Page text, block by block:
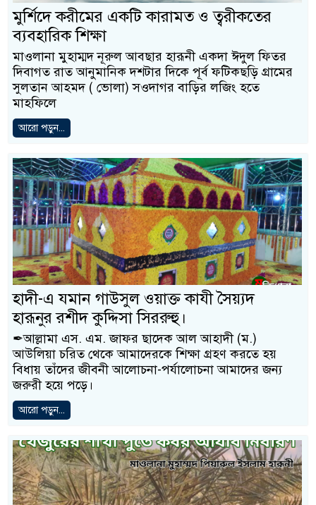
মুর্শিদে করীমের একটি কারামত ও ত্বরীকতের
ব্যবহারিক শিক্ষা
মাওলানা মুহাম্মদ নূরুল আবছার হারূনী একদা ঈদুল ফিতর
দিবাগত রাত আনুমানিক দশটার দিকে পূর্ব ফটিকছড়ি গ্রামের
সুলতান আহমদ ( ভোলা) সওদাগর বাড়ির লজিং হতে
মাহফিলে
আরো পড়ুন...
হাদী-এ যমান গাউসুল ওয়াক্ত কাযী সৈয়্যদ
হারূনুর রশীদ কুদ্দিসা সিররুহু।
✒আল্লামা এস. এম. জাফর ছাদেক আল আহাদী (ম.)
আউলিয়া চরিত থেকে আমাদেরকে শিক্ষা গ্রহণ করতে হয়
বিধায় তাঁদের জীবনী আলোচনা-পর্যালোচনা আমাদের জন্য
জরুরী হয়ে পড়ে।
আরো পড়ুন...